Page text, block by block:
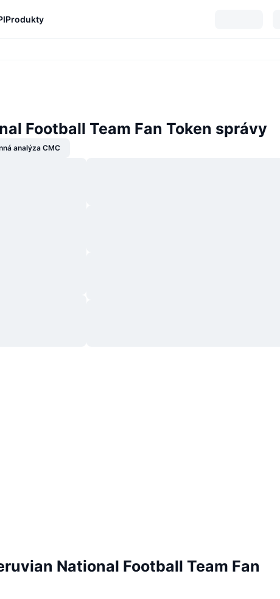
Produkty
Football Team Fan Token správy
analýza CMC
National Football Team Fan